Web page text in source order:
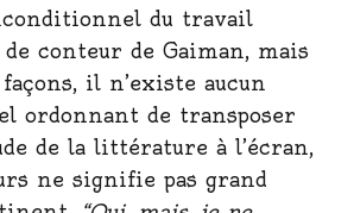
du travail
conteur de Gaiman, mais
il n’existe aucun
ordonnant de transposer
de la littérature à l’écran,
ne signifie pas grand